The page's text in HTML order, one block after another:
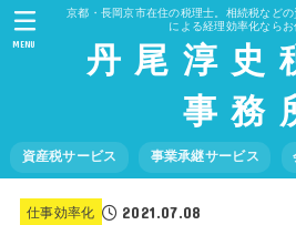
京都・長岡京市在住の税理士。相続税など
による経理効率化ならお
丹 尾 淳 史
事 務
資産税サービス 事業承継サービス
MENU
仕事効率化 2021.07.08